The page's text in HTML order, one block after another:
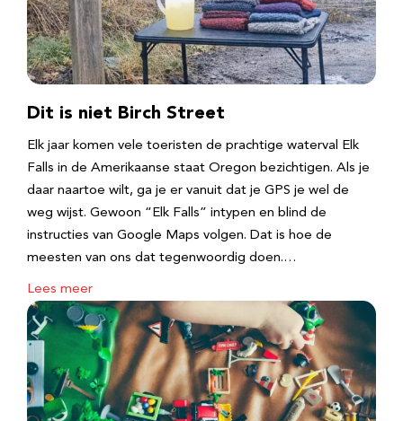
Dit is niet Birch Street
Elk jaar komen vele toeristen de prachtige waterval Elk
Falls in de Amerikaanse staat Oregon bezichtigen. Als je
daar naartoe wilt, ga je er vanuit dat je GPS je wel de
weg wijst. Gewoon “Elk Falls” intypen en blind de
instructies van Google Maps volgen. Dat is hoe de
meesten van ons dat tegenwoordig doen.…
Lees meer